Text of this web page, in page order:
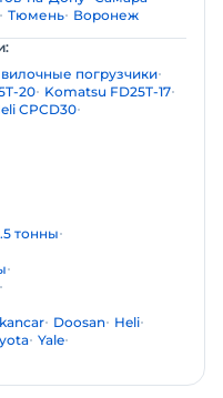
Тюмень Воронеж
погрузчики
20 Komatsu FD25T-17
CPCD30
тонны
Doosan Heli
Yale